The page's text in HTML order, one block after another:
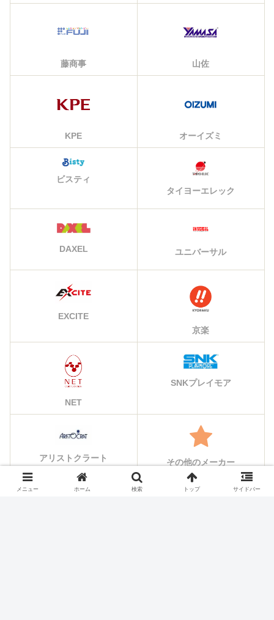
藤商事 山佐
KPE オーイズミ
ビスティ
タイヨーエレック
DAXEL ユニバーサル
EXCITE
京楽
NET
SNKプレイモア
アリストクラート その他のメーカー
メニュー ホーム 検索 トップ サイドバー